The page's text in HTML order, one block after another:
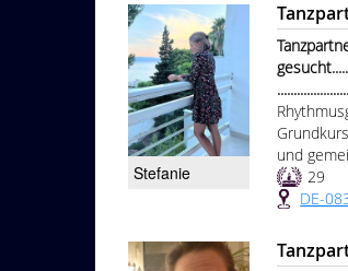
Stefanie
und
29
DE-